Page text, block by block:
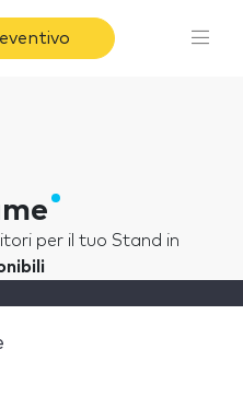
per il tuo Stand in